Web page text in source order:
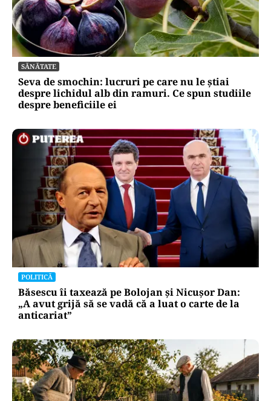
SĂNĂTATE
Seva de smochin: lucruri pe care nu le știai
despre lichidul alb din ramuri. Ce spun studiile
despre beneficiile ei
POLITICĂ
Băsescu îi taxează pe Bolojan și Nicușor Dan:
„A avut grijă să se vadă că a luat o carte de la
anticariat”